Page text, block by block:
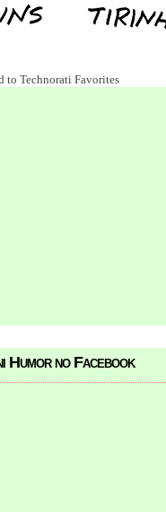
Humor no Facebook